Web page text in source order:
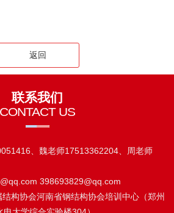
返回
联系我们
CONTACT US
、魏老师17513362204、周老师
398693829@qq.com
协会河南省钢结构协会培训中心（郑州